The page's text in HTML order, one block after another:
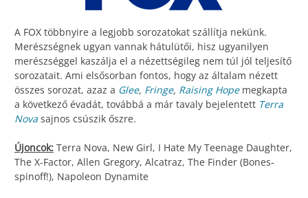
A FOX többnyire a legjobb sorozatokat szállítja nekünk.
Merészségnek ugyan vannak hátulütői, hisz ugyanilyen
merészséggel kaszálja el a nézettségileg nem túl jól teljesítő
sorozatait. Ami elsősorban fontos, hogy az általam nézett
összes sorozat, azaz a Glee, Fringe, Raising Hopemegkapta
a következő évadát, továbbá a már tavaly bejelentett Terra
Nova sajnos csúszik őszre.
Újoncok: Terra Nova, New Girl, I Hate My Teenage Daughter,
The X-Factor, Allen Gregory, Alcatraz, The Finder (Bones-
spinoff!), Napoleon Dynamite